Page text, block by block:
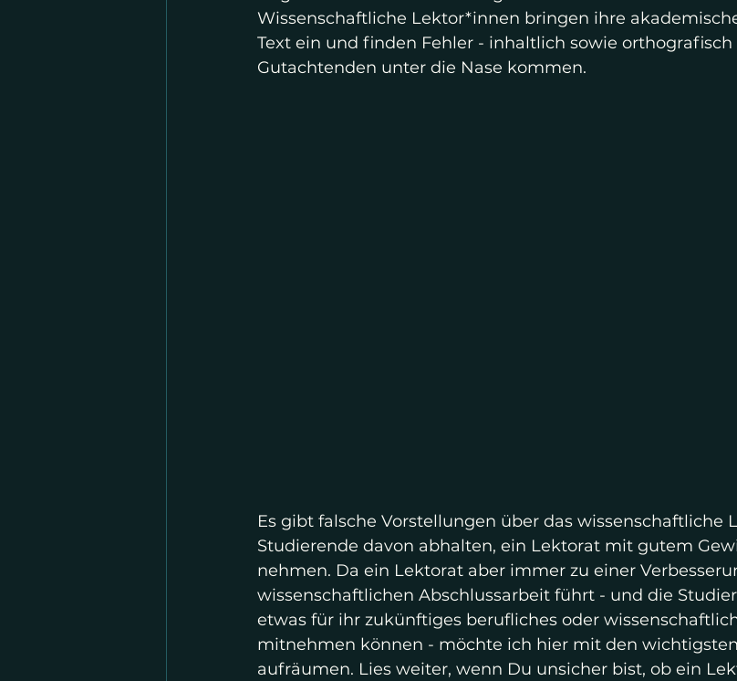
Wissenschaftliche Lektor*innen bringen ihre
Text ein und finden Fehler - inhaltlich sowie orthografisch
Gutachtenden unter die Nase kommen.
Es gibt falsche Vorstellungen über das wissenschaftliche
Studierende davon abhalten, ein Lektorat mit gutem
nehmen. Da ein Lektorat aber immer zu einer
wissenschaftlichen Abschlussarbeit führt - und die
etwas für ihr zukünftiges berufliches oder
mitnehmen können - möchte ich hier mit den
aufräumen. Lies weiter, wenn Du unsicher bist, ob ein